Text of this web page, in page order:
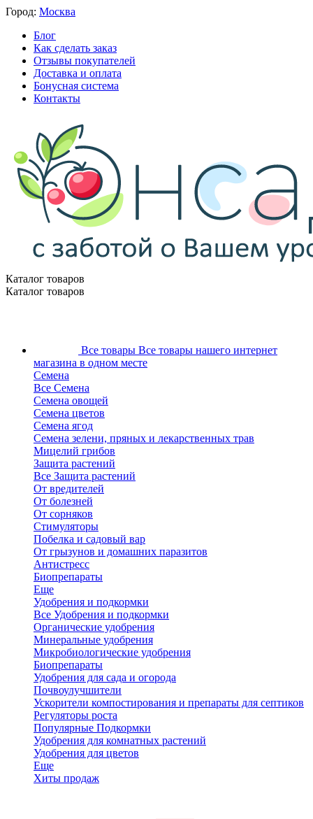
Город: Москва
Блог
Как сделать заказ
Отзывы покупателей
Доставка и оплата
Бонусная система
Контакты
Каталог товаров
Каталог товаров
Все товары Все товары нашего интернет
магазина в одном месте
Семена
Все Семена
Семена овощей
Семена цветов
Семена ягод
Семена зелени, пряных и лекарственных трав
Мицелий грибов
Защита растений
Все Защита растений
От вредителей
От болезней
От сорняков
Стимуляторы
Побелка и садовый вар
От грызунов и домашних паразитов
Антистресс
Биопрепараты
Еще
Удобрения и подкормки
Все Удобрения и подкормки
Органические удобрения
Минеральные удобрения
Микробиологические удобрения
Биопрепараты
Удобрения для сада и огорода
Почвоулучшители
Ускорители компостирования и препараты для септиков
Регуляторы роста
Популярные Подкормки
Удобрения для комнатных растений
Удобрения для цветов
Еще
Хиты продаж